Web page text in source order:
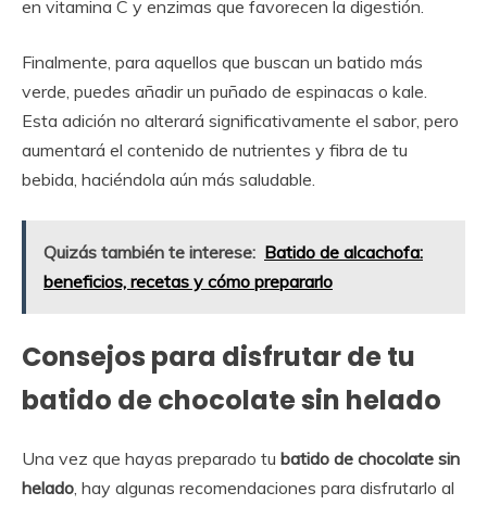
en vitamina C y enzimas que favorecen la digestión.
Finalmente, para aquellos que buscan un batido más
verde, puedes añadir un puñado de espinacas o kale.
Esta adición no alterará significativamente el sabor, pero
aumentará el contenido de nutrientes y fibra de tu
bebida, haciéndola aún más saludable.
Quizás también te interese: Batido de alcachofa:
beneficios, recetas y cómo prepararlo
Consejos para disfrutar de tu
batido de chocolate sin helado
Una vez que hayas preparado tu batido de chocolate sin
helado, hay algunas recomendaciones para disfrutarlo al